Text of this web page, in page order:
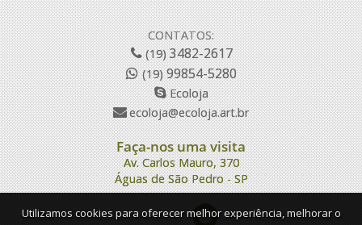
CONTATOS:
(19)3482-2617
(19)99854-5280
Ecoloja
ecoloja@ecoloja.art.br
Faça-nos uma visita
Av. Carlos Mauro, 370
Águas de São Pedro - SP
Utilizamos cookies para oferecer melhor experiência, melhorar o